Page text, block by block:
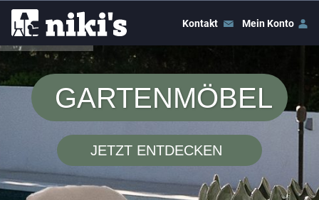
Kontakt Mein Konto
GARTENMÖBEL
JETZT ENTDECKEN